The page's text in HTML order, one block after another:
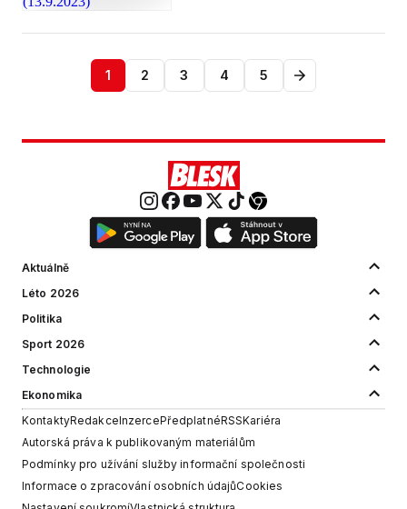
1 2 3 4 5
Aktuálně
Léto 2026
Politika
Sport 2026
Technologie
Ekonomika
KontaktyRedakceInzercePředplatnéRSSKariéra
Autorská práva k publikovaným materiálům
Podmínky pro užívání služby informační společnosti
Informace o zpracování osobních údajůCookies